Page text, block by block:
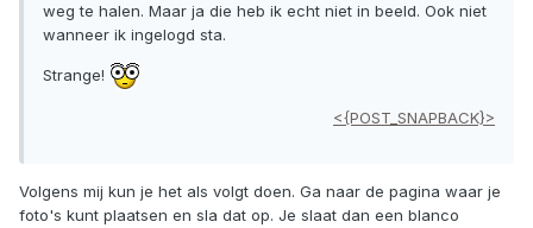
weg te halen. Maar ja die heb ik echt niet in beeld. Ook niet
wanneer ik ingelogd sta.
Strange!
<{POST_SNAPBACK}>
Volgens mij kun je het als volgt doen. Ga naar de pagina waar je
foto's kunt plaatsen en sla dat op. Je slaat dan een blanco